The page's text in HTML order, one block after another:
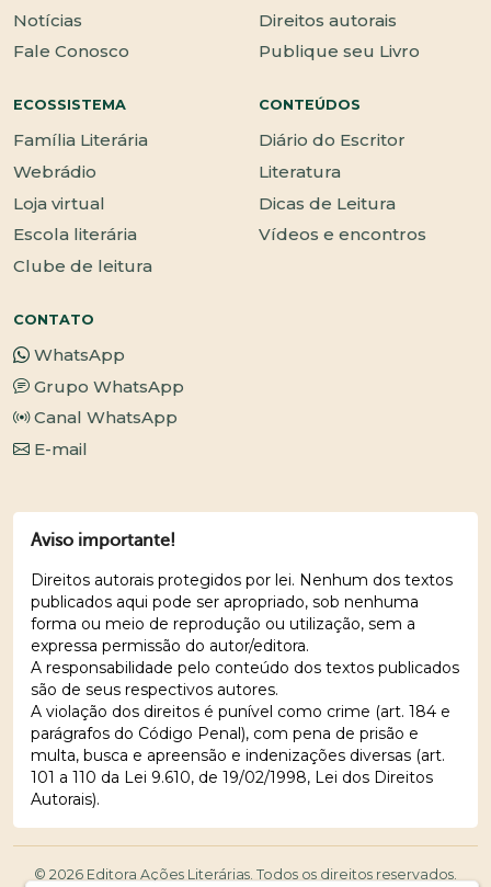
Notícias
Fale Conosco
Direitos autorais
Publique seu Livro
ECOSSISTEMA
Família Literária
Webrádio
Loja virtual
Escola literária
Clube de leitura
CONTEÚDOS
Diário do Escritor
Literatura
Dicas de Leitura
Vídeos e encontros
CONTATO
WhatsApp
Grupo WhatsApp
Canal WhatsApp
E-mail
Aviso importante!
Direitos autorais protegidos por lei. Nenhum dos textos
publicados aqui pode ser apropriado, sob nenhuma
forma ou meio de reprodução ou utilização, sem a
expressa permissão do autor/editora.
A responsabilidade pelo conteúdo dos textos publicados
são de seus respectivos autores.
A violação dos direitos é punível como crime (art. 184 e
parágrafos do Código Penal), com pena de prisão e
multa, busca e apreensão e indenizações diversas (art.
101 a 110 da Lei 9.610, de 19/02/1998, Lei dos Direitos
Autorais).
© 2026 Editora Ações Literárias. Todos os direitos reservados.